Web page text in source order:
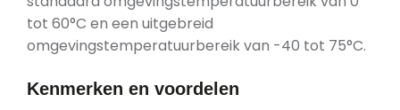
tot 60°C en een uitgebreid
omgevingstemperatuurbereik van -40 tot 75°C.
Kenmerken en voordelen